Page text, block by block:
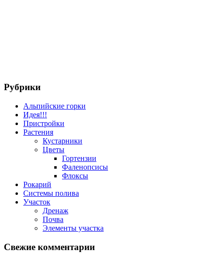
Рубрики
Альпийские горки
Идея!!!
Пристройки
Растения
Кустарники
Цветы
Гортензии
Фаленопсисы
Флоксы
Рокарий
Системы полива
Участок
Дренаж
Почва
Элементы участка
Свежие комментарии